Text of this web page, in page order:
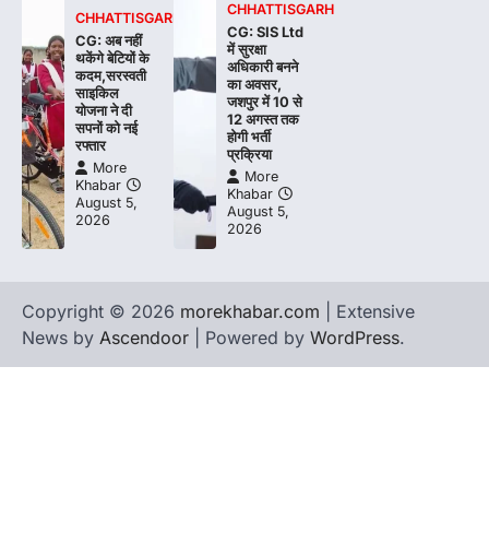
CHHATTISGARH
CG: अब नहीं
थकेंगे बेटियों के
कदम,सरस्वती
साइकिल
योजना ने दी
सपनों को नई
रफ्तार
More
Khabar
August 5,
2026
CHHATTISGARH
CG: SIS Ltd
में सुरक्षा
अधिकारी बनने
का अवसर,
जशपुर में 10 से
12 अगस्त तक
होगी भर्ती
प्रक्रिया
More
Khabar
August 5,
2026
Copyright © 2026 morekhabar.com | Extensive
News by Ascendoor | Powered by WordPress.